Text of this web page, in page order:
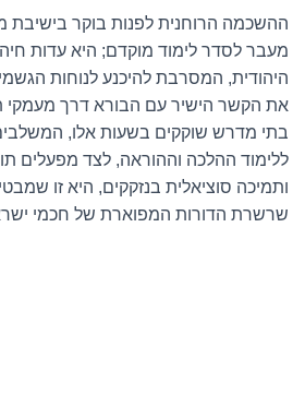
ההשכמה הרוחנית לפנות בוקר בישיבת
מעבר לסדר לימוד מוקדם; היא עדות
היהודית, המסרבת להיכנע לנוחות
את הקשר הישיר עם הבורא דרך מעמקי
בתי מדרש שוקקים בשעות אלו,
ללימוד ההלכה וההוראה, לצד מפעלים
ותמיכה סוציאלית בנזקקים, היא זו
שרשרת הדורות המפוארת של חכמי